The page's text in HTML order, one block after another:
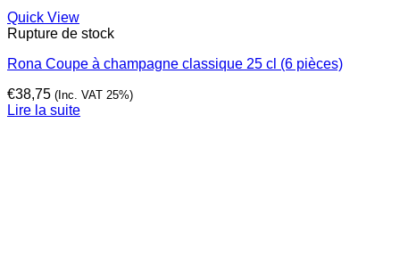
Quick View
Rupture de stock
Rona Coupe à champagne classique 25 cl (6 pièces)
€38,75 (Inc. VAT 25%)
Lire la suite